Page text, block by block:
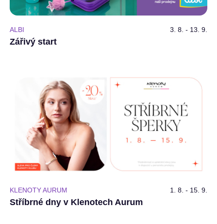
ALBI 3. 8. - 13. 9.
Zářivý start
KLENOTY AURUM 1. 8. - 15. 9.
Stříbrné dny v Klenotech Aurum